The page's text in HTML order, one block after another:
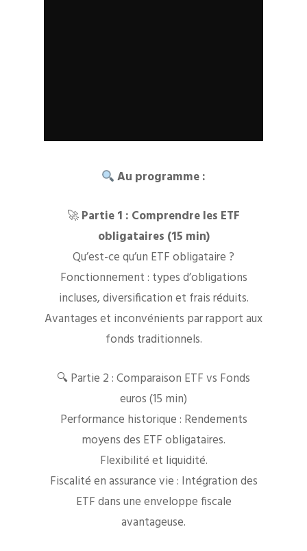
Au programme :
🚀Partie 1 : Comprendre les ETF
obligataires (15 min)
Qu’est-ce qu’un ETF obligataire ?
Fonctionnement : types d’obligations
incluses, diversification et frais réduits.
Avantages et inconvénients par rapport aux
fonds traditionnels.
🔍 Partie 2 : Comparaison ETF vs Fonds
euros (15 min)
Performance historique : Rendements
moyens des ETF obligataires.
Flexibilité et liquidité.
Fiscalité en assurance vie : Intégration des
ETF dans une enveloppe fiscale
avantageuse.